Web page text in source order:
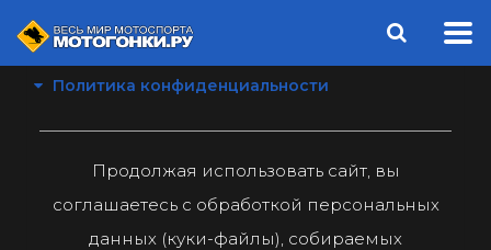
Политика конфиденциальности
Продолжая использовать сайт, вы
соглашаетесь с обработкой персональных
данных (куки-файлы), собираемых